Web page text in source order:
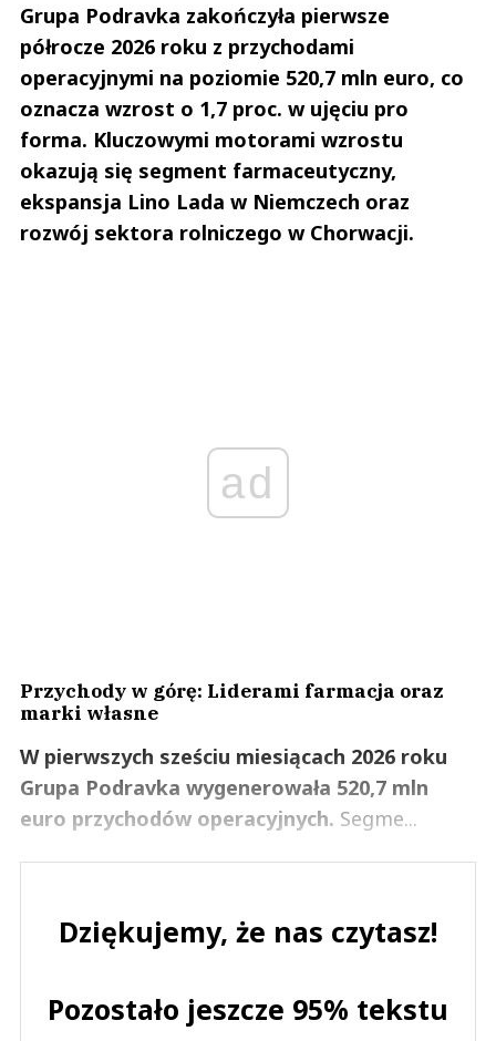
Grupa Podravka zakończyła pierwsze
półrocze 2026 roku z przychodami
operacyjnymi na poziomie 520,7 mln euro, co
oznacza wzrost o 1,7 proc. w ujęciu pro
forma. Kluczowymi motorami wzrostu
okazują się segment farmaceutyczny,
ekspansja Lino Lada w Niemczech oraz
rozwój sektora rolniczego w Chorwacji.
ad
Przychody w górę: Liderami farmacja oraz
marki własne
W pierwszych sześciu miesiącach 2026 roku
Grupa Podravka wygenerowała 520,7 mln
euro przychodów operacyjnych. Segme...
Dziękujemy, że nas czytasz!
Pozostało jeszcze 95% tekstu